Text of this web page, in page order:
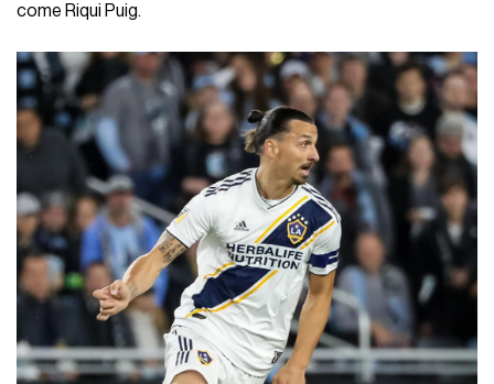
come Riqui Puig.